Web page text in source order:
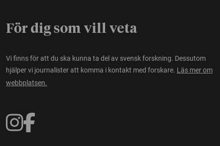
För dig som vill veta
Vi finns för att du ska kunna ta del av svensk forskning. Dessutom
hjälper vi journalister att komma i kontakt med forskare. Läs mer om
webbplatsen.